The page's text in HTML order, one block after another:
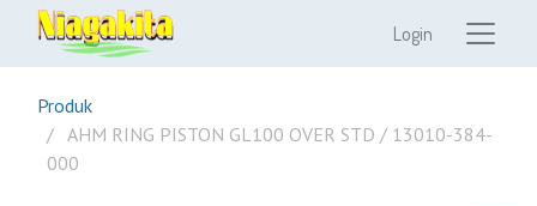
Login
Produk
AHM RING PISTON GL100 OVER STD / 13010-384-
000